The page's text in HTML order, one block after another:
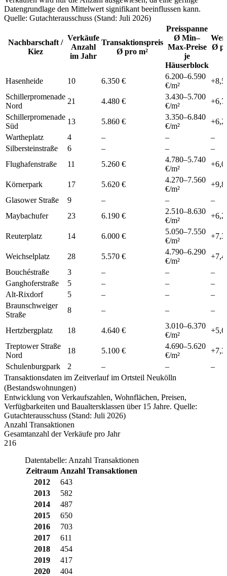
Datengrundlage den Mittelwert signifikant beeinflussen kann.
Quelle: Gutachterausschuss (Stand: Juli 2026)
Nachbarschaft /
Kiez
Verkäufe
Anzahl
im Jahr
Transaktionspreis
Ø pro m²
Preisspanne
Ø Min–
Max-Preise
je
Häuserblock
Ø
Hasenheide 10 6.350 €
6.200–6.590
€/m²
+8,5
Schillerpromenade
Nord
21 4.480 €
3.430–5.700
€/m²
+6,7
Schillerpromenade
Süd
13 5.860 €
3.350–6.840
€/m²
+6,2
Wartheplatz
4 – –
–
Silbersteinstraße
6 – –
–
Flughafenstraße
11 5.260 €
4.780–5.740
€/m²
+6,0
Körnerpark 17 5.620 €
4.270–7.560
€/m²
+9,8
Glasower Straße
9 – –
–
Maybachufer
23 6.190 €
2.510–8.630
€/m²
+6,2
Reuterplatz 14 6.000 €
5.050–7.550
€/m²
+7,3
Weichselplatz 28 5.570 €
4.790–6.290
€/m²
+7,4
Bouchéstraße
3 – –
–
Ganghoferstraße
5 – –
–
Alt-Rixdorf
5 – –
–
Braunschweiger
Straße
8 – – –
Hertzbergplatz 18 4.640 €
3.010–6.370
€/m²
+5,6
Treptower Straße
Nord
18 5.100 €
4.690–5.620
€/m²
+7,3
Schulenburgpark
2 – –
–
Transaktionsdaten im Zeitverlauf im Ortsteil Neukölln
(Bestandswohnungen)
Entwicklung von Verkaufszahlen, Wohnflächen, Preisen,
Verfügbarkeiten und Baualtersklassen über 15 Jahre. Quelle:
Gutachterausschuss (Stand: Juli 2026)
Anzahl Transaktionen
Gesamtanzahl der Verkäufe pro Jahr
216
Datentabelle: Anzahl Transaktionen
Zeitraum Anzahl Transaktionen
2012
643
2013
582
2014
487
2015
650
2016
703
2017
611
2018
454
2019
417
2020
404